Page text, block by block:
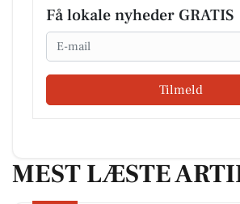
Få lokale nyheder GRATIS
Email
Tilmeld
MEST LÆSTE